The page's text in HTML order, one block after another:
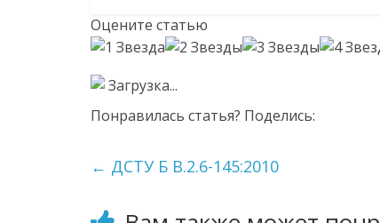
Оцените статью
Загрузка...
Понравилась статья? Поделись:
← ДСТУ Б В.2.6-145:2010